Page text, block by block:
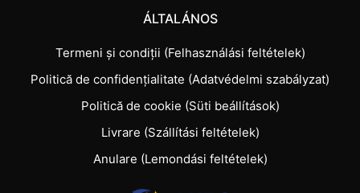
ÁLTALÁNOS
Termeni și condiții (Felhasználási feltételek)
Politică de confidențialitate (Adatvédelmi szabályzat)
Politică de cookie (Süti beállítások)
Livrare (Szállítási feltételek)
Anulare (Lemondási feltételek)